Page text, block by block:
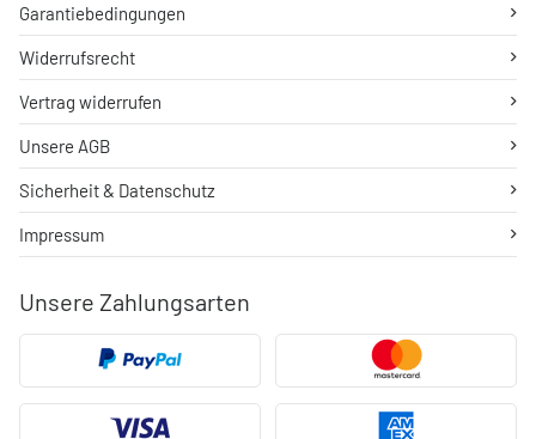
Unsere Zahlungsarten
Garantiebedingungen
Widerrufsrecht
Vertrag widerrufen
Unsere AGB
Sicherheit & Datenschutz
Impressum